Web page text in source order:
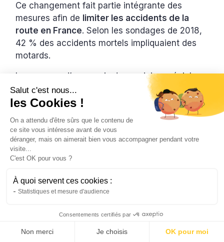
Ce changement fait partie intégrante des
mesures afin de limiter les accidents de la
route en France. Selon les sondages de 2018,
42 % des accidents mortels impliquaient des
motards.
Le passage d’un permis de conduire spécial
permettrait de mieux cerner les subtilités de
ces moyens de locomotion. Ce qui assurera un
peu plus de sécurité aux conducteurs et aux
autres usagers des routes.
Évidemment, le passage du permis moto avec
le cpf se fait toujours en 2 étapes : les
fera devant des examinateurs avertis. Vous ne
disposez que de 3 chances maximum à chaque
fois pour obtenir votre autorisation de conduite.
spécialistes ne serait donc pas du luxe.
Salut c'est nous...
les Cookies !
On a attendu d'être sûrs que le contenu de
ce site vous intéresse avant de vous
déranger, mais on aimerait bien vous accompagner pendant votre
visite...
C'est OK pour vous ?
À quoi servent ces cookies :
Statistiques et mesure d'audience
Consentements certifiés par
Non merci Je choisis OK pour moi